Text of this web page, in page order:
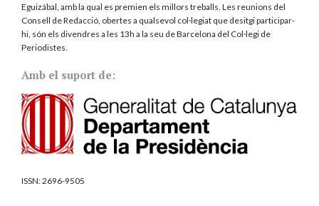
Eguizábal, amb la qual es premien els millors treballs. Les reunions del
Consell de Redacció, obertes a qualsevol col·legiat que desitgi participar-
hi, són els divendres a les 13h a la seu de Barcelona del Col·legi de
Periodistes.
Amb el suport de:
ISSN:2696-9505